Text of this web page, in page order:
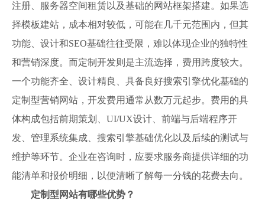
注册、服务器空间租赁以及基础的网站框架搭建。如果选
择模板建站，成本相对较低，可能在几千元范围内，但其
功能、设计和SEO基础往往受限，难以体现企业的独特性
和营销深度。而定制开发则是主流选择，费用跨度较大。
一个功能齐全、设计精良、具备良好搜索引擎优化基础的
定制型营销网站，开发费用通常从数万元起步。费用的具
体构成包括前期策划、UI/UX设计、前端与后端程序开
发、管理系统集成、搜索引擎基础优化以及后续的测试与
维护等环节。企业在咨询时，应要求服务商提供详细的功
能清单和报价明细，以便清晰了解每一分钱的花费去向。
定制型网站有哪些优势？